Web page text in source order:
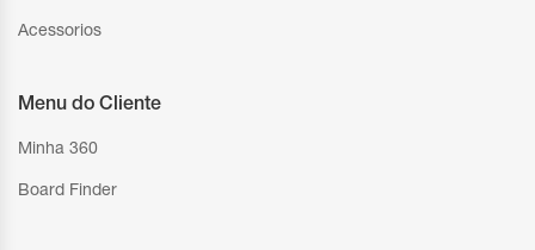
Acessorios
Menu do Cliente
Minha 360
Board Finder